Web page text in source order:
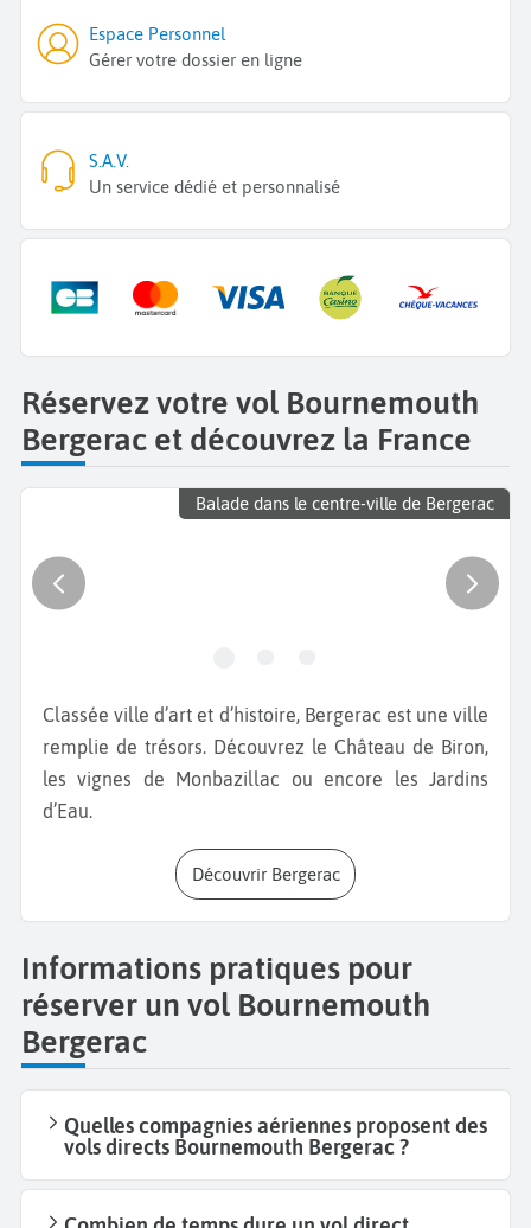
Espace Personnel
Gérer votre dossier en ligne
S.A.V.
Un service dédié et personnalisé
Réservez votre vol Bournemouth
Bergerac et découvrez la France
Balade dans le centre-ville de Bergerac
Classée ville d’art et d’histoire, Bergerac est une ville
remplie de trésors. Découvrez le Château de Biron,
les vignes de Monbazillac ou encore les Jardins
d’Eau.
Découvrir Bergerac
Informations pratiques pour
réserver un vol Bournemouth
Bergerac
Quelles compagnies aériennes proposent des
vols directs Bournemouth Bergerac ?